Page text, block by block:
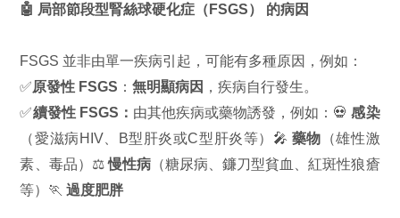
🤖 局部節段型腎絲球硬化症（FSGS） 的病因
FSGS 並非由單一疾病引起，可能有多種原因，例如：
✅原發性 FSGS ：無明顯病因 ，疾病自行發生。
✅續發性 FSGS： 由其他疾病或藥物誘發，例如：💀感染
（愛滋病HIV、B型肝炎或C型肝炎等）🎤 藥物 （雄性激
素、毒品）⚖️慢性病（糖尿病、鐮刀型貧血、紅斑性狼瘡
等）🏃過度肥胖